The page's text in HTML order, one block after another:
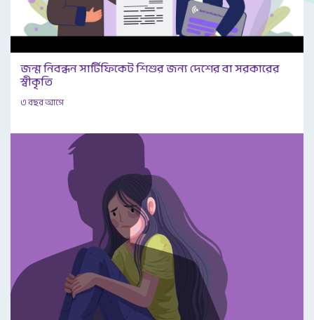
জন্ম নিবন্ধন সার্টিফিকেট শিশুর জন্য দেশের বা সরকারের
স্বীকৃতি
৩ বছর আগে